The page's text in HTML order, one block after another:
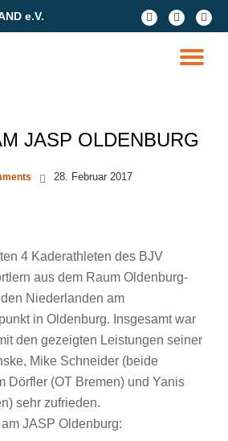
e.V.
fa-
facebook
fa-
facebook
fa-
google-
plus-
square
JASP OLDENBURG
28. Februar 2017
4 Kaderathleten des BJV
aus dem Raum Oldenburg-
Niederlanden am
in Oldenburg. Insgesamt war
den gezeigten Leistungen seiner
Mike Schneider (beide
Dörfler (OT Bremen) und Yanis
sehr zufrieden.
JASP Oldenburg: